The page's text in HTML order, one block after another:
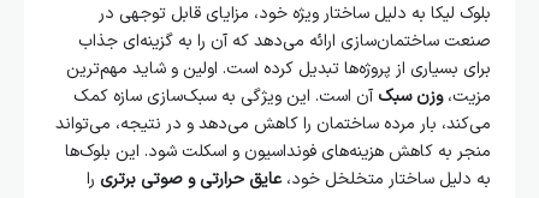
بلوک لیکا به دلیل ساختار ویژه خود، مزایای قابل توجهی در
صنعت ساختمان‌سازی ارائه می‌دهد که آن را به گزینه‌ای جذاب
برای بسیاری از پروژه‌ها تبدیل کرده است. اولین و شاید مهم‌ترین
مزیت،وزن سبک آن است. این ویژگی به سبک‌سازی سازه کمک
می‌کند، بار مرده ساختمان را کاهش می‌دهد و در نتیجه، می‌تواند
منجر به کاهش هزینه‌های فونداسیون و اسکلت شود. این بلوک‌ها
به دلیل ساختار متخلخل خود،عایق حرارتی و صوتی برتری را